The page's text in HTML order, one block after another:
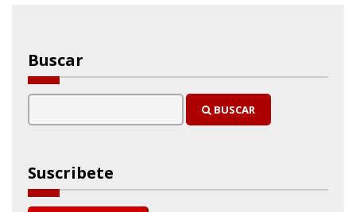
Buscar
BUSCAR
Suscribete